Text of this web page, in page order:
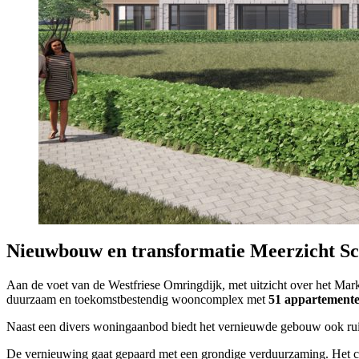
Nieuwbouw en transformatie Meerzicht
Aan de voet van de Westfriese Omringdijk, met uitzicht over het
duurzaam en toekomstbestendig wooncomplex met 51
Naast een divers woningaanbod biedt het vernieuwde gebouw ook
De vernieuwing gaat gepaard met een grondige verduurzaming.